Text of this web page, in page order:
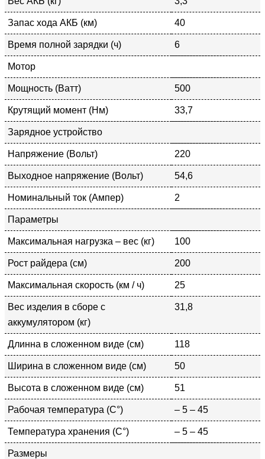
Запас хода АКБ (км) 40
Время полной зарядки (ч) 6
Мотор
Мощность (Ватт) 500
Крутящий момент (Нм) 33,7
Зарядное устройство
Напряжение (Вольт) 220
Выходное напряжение (Вольт) 54,6
Номинальный ток (Ампер) 2
Параметры
Максимальная нагрузка – вес (кг) 100
Рост райдера (см) 200
Максимальная скорость (км / ч) 25
Вес изделия в сборе с
аккумулятором (кг)
31,8
Длинна в сложенном виде (см) 118
Ширина в сложенном виде (см) 50
Высота в сложенном виде (см) 51
Рабочая температура (С°) – 5 – 45
Температура хранения (С°) – 5 – 45
Размеры